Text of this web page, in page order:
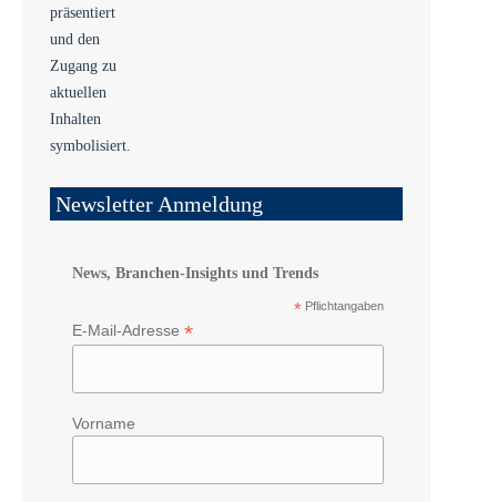
Newsletter Anmeldung
News, Branchen-Insights und Trends
* Pflichtangaben
E-Mail-Adresse *
Vorname